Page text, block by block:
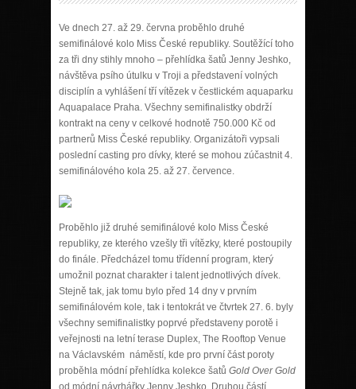
Ve dnech 27. až 29. června proběhlo druhé
semifinálové kolo Miss České republiky. Soutěžící toho
za tři dny stihly mnoho – přehlídka šatů Jenny Jeshko,
návštěva psího útulku v Troji a představení volných
disciplín a vyhlášení tří vítězek v čestlickém aquaparku
Aquapalace Praha. Všechny semifinalistky obdrží
kontrakt na ceny v celkové hodnotě 750.000 Kč od
partnerů Miss České republiky. Organizátoři vypsali
poslední casting pro dívky, které se mohou zúčastnit 4.
semifinálového kola 25. až 27. července.
Proběhlo již druhé semifinálové kolo Miss České
republiky, ze kterého vzešly tři vítězky, které postoupily
do finále. Předcházel tomu třídenní program, který
umožnil poznat charakter i talent jednotlivých dívek.
Stejně tak, jak tomu bylo před 14 dny v prvním
semifinálovém kole, tak i tentokrát ve čtvrtek 27. 6. byly
všechny semifinalistky poprvé představeny porotě i
veřejnosti na letní terase Duplex, The Rooftop Venue
na Václavském náměstí, kde pro první část poroty
proběhla módní přehlídka kolekce šatů Gold Over Gold
od módní návrhářky Jenny Jeshko. Druhou částí